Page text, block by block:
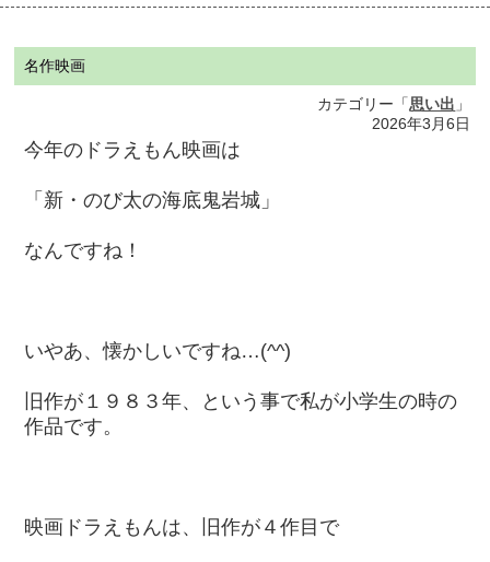
名作映画
カテゴリー「思い出 」
2026年3月6日
今年のドラえもん映画は
「新・のび太の海底鬼岩城」
なんですね！
いやあ、懐かしいですね…(^^)
旧作が１９８３年、という事で私が小学生の時の
作品です。
映画ドラえもんは、旧作が４作目で